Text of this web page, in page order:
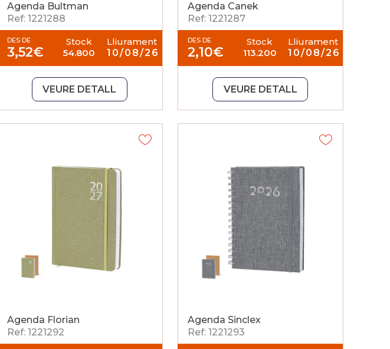
Agenda Bultman
Ref: 1221288
DES DE
3,52€
Stock
54.800
Lliurament
10/08/26
VEURE DETALL
Agenda Canek
Ref: 1221287
DES DE
2,10€
Stock
113.200
Lliurament
10/08/26
VEURE DETALL
Agenda Florian
Ref: 1221292
Agenda Sinclex
Ref: 1221293